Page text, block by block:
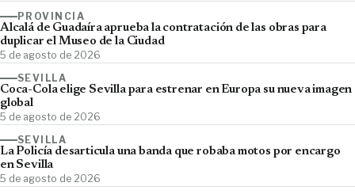
PROVINCIA
Alcalá de Guadaíra aprueba la contratación de las obras para
duplicar el Museo de la Ciudad
5 de agosto de 2026
SEVILLA
Coca-Cola elige Sevilla para estrenar en Europa su nueva imagen
global
5 de agosto de 2026
SEVILLA
La Policía desarticula una banda que robaba motos por encargo
en Sevilla
5 de agosto de 2026